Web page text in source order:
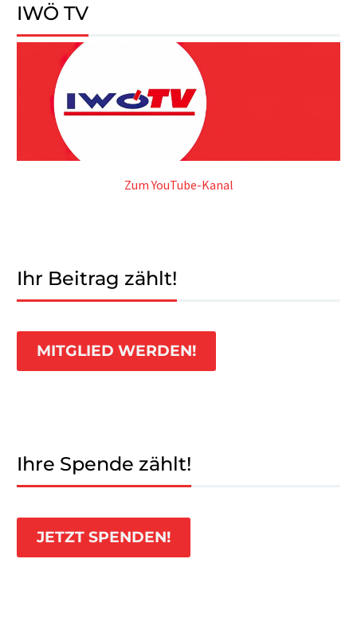
IWÖ TV
Zum YouTube-Kanal
Ihr Beitrag zählt!
MITGLIED WERDEN!
Ihre Spende zählt!
JETZT SPENDEN!